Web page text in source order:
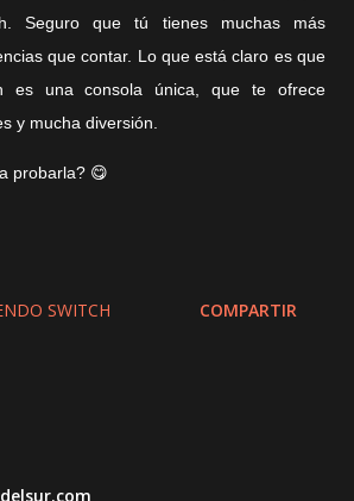
Seguro que tú tienes muchas más
que contar. Lo que está claro es que
es una consola única, que te ofrece
y mucha diversión.
probarla? 😋
SWITCH COMPARTIR